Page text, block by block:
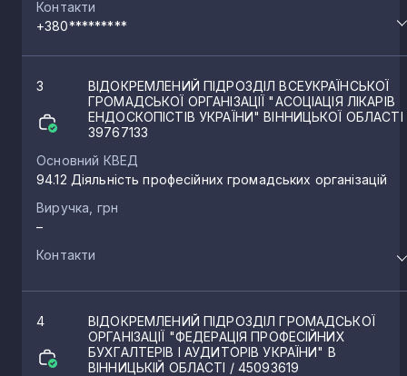
Контакти
+380*********
3
ВІДОКРЕМЛЕНИЙ ПІДРОЗДІЛ ВСЕУКРАЇНСЬКОЇ
ГРОМАДСЬКОЇ ОРГАНІЗАЦІЇ "АСОЦІАЦІЯ ЛІКАРІВ
ЕНДОСКОПІСТІВ УКРАЇНИ" ВІННИЦЬКОЇ ОБЛАСТІ
39767133
Основний КВЕД
94.12 Діяльність професійних громадських організацій
Виручка, грн
–
Контакти
4
ВІДОКРЕМЛЕНИЙ ПІДРОЗДІЛ ГРОМАДСЬКОЇ
ОРГАНІЗАЦІЇ "ФЕДЕРАЦІЯ ПРОФЕСІЙНИХ
БУХГАЛТЕРІВ І АУДИТОРІВ УКРАЇНИ" В
ВІННИЦЬКІЙ ОБЛАСТІ / 45093619